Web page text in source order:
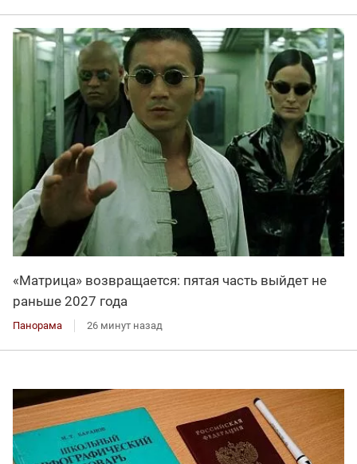
«Матрица» возвращается: пятая часть выйдет не
раньше 2027 года
Панорама 26 минут назад